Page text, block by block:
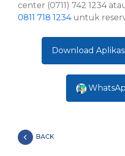
center (0711) 742 1234
0811 718 1234untuk
Download
BACK